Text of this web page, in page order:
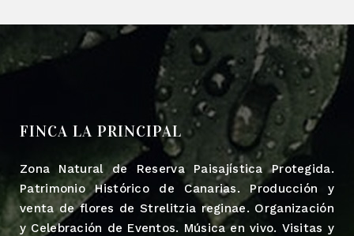
FINCA LA PRINCIPAL
Zona Natural de Reserva Paisajística Protegida.
Patrimonio Histórico de Canarias. Producción y
venta de flores de Strelitzia reginae. Organización
y Celebración de Eventos. Música en vivo. Visitas y